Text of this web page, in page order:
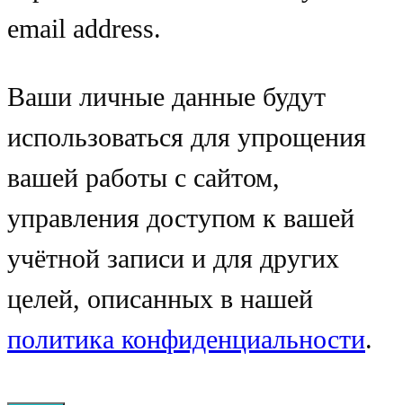
email address.
Ваши личные данные будут
использоваться для упрощения
вашей работы с сайтом,
управления доступом к вашей
учётной записи и для других
целей, описанных в нашей
политика конфиденциальности.